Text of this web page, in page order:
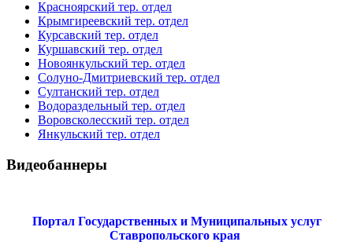
Красноярский тер. отдел
Крымгиреевский тер. отдел
Курсавский тер. отдел
Куршавский тер. отдел
Новоянкульский тер. отдел
Солуно-Дмитриевский тер. отдел
Султанский тер. отдел
Водораздельный тер. отдел
Воровсколесский тер. отдел
Янкульский тер. отдел
Видеобаннеры
Портал Государственных и Муниципальных услуг
Ставропольского края